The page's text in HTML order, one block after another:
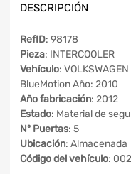
DESCRIPCIÓN
RefID: 98178
Pieza: INTERCOOLER
Vehículo:
BlueMotion Año: 2010
Año fabricación: 2012
Estado: Material de
Nº Puertas: 5
Ubicación: Almacenada
Código del vehículo: